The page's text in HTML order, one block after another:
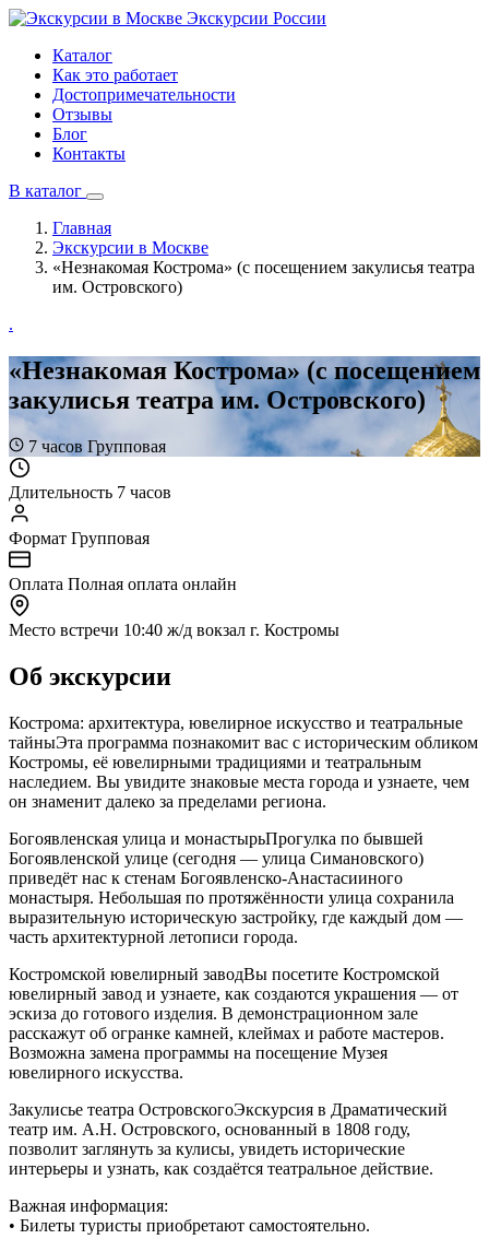
Экскурсии России
Каталог
Как это работает
Достопримечательности
Отзывы
Блог
Контакты
В каталог
Главная
Экскурсии в Москве
«Незнакомая Кострома» (с посещением закулисья театра
им. Островского)
.
«Незнакомая Кострома» (с посещением
закулисья театра им. Островского)
7 часов Групповая
Длительность 7 часов
Формат Групповая
Оплата Полная оплата онлайн
Место встречи 10:40 ж/д вокзал г. Костромы
Об экскурсии
Кострома: архитектура, ювелирное искусство и театральные
тайныЭта программа познакомит вас с историческим обликом
Костромы, её ювелирными традициями и театральным
наследием. Вы увидите знаковые места города и узнаете, чем
он знаменит далеко за пределами региона.
Богоявленская улица и монастырьПрогулка по бывшей
Богоявленской улице (сегодня — улица Симановского)
приведёт нас к стенам Богоявленско-Анастасииного
монастыря. Небольшая по протяжённости улица сохранила
выразительную историческую застройку, где каждый дом —
часть архитектурной летописи города.
Костромской ювелирный заводВы посетите Костромской
ювелирный завод и узнаете, как создаются украшения — от
эскиза до готового изделия. В демонстрационном зале
расскажут об огранке камней, клеймах и работе мастеров.
Возможна замена программы на посещение Музея
ювелирного искусства.
Закулисье театра ОстровскогоЭкскурсия в Драматический
театр им. А.Н. Островского, основанный в 1808 году,
позволит заглянуть за кулисы, увидеть исторические
интерьеры и узнать, как создаётся театральное действие.
Важная информация:
• Билеты туристы приобретают самостоятельно.